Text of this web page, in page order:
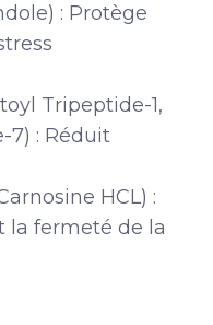
: Protège
Tripeptide-1,
7) : Réduit
HCL) :
fermeté de la